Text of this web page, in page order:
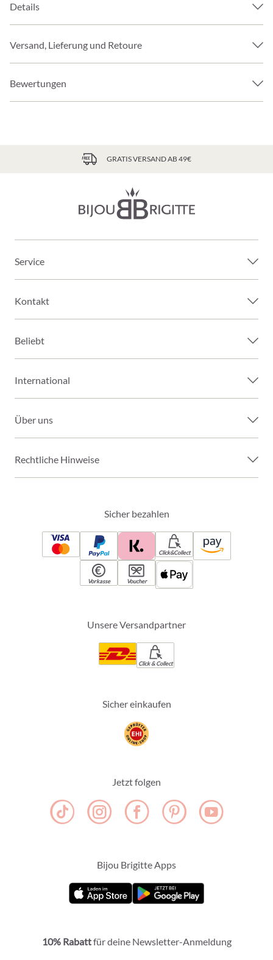
Details
Versand, Lieferung und Retoure
Bewertungen
GRATIS VERSAND AB 49€
Service
Kontakt
Beliebt
International
Über uns
Rechtliche Hinweise
Sicher bezahlen
Click&Collect
Vorkasse Voucher
Unsere Versandpartner
Click & Collect
Sicher einkaufen
Jetzt folgen
Bijou Brigitte Apps
10% Rabattfür deine Newsletter-Anmeldung